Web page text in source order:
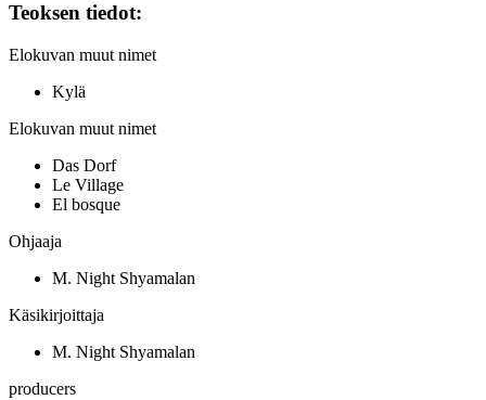
Teoksen tiedot:
Elokuvan muut nimet
Kylä
Elokuvan muut nimet
Das Dorf
Le Village
El bosque
Ohjaaja
M. Night Shyamalan
Käsikirjoittaja
M. Night Shyamalan
producers